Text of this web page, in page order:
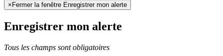
× Fermer la fenêtre Enregistrer mon alerte
Enregistrer mon alerte
Tous les champs sont obligatoires